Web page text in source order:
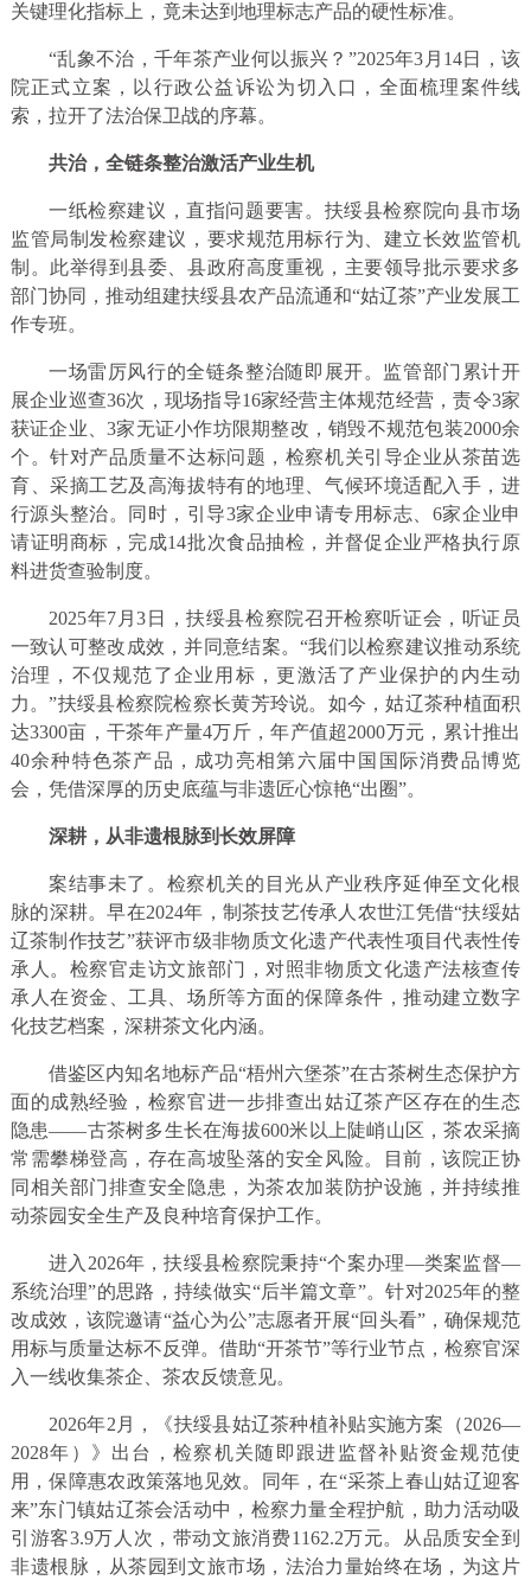
关键理化指标上，竟未达到地理标志产品的硬性标准。
“乱象不治，千年茶产业何以振兴？”2025年3月14日，该
院正式立案，以行政公益诉讼为切入口，全面梳理案件线
索，拉开了法治保卫战的序幕。
共治，全链条整治激活产业生机
一纸检察建议，直指问题要害。扶绥县检察院向县市场
监管局制发检察建议，要求规范用标行为、建立长效监管机
制。此举得到县委、县政府高度重视，主要领导批示要求多
部门协同，推动组建扶绥县农产品流通和“姑辽茶”产业发展工
作专班。
一场雷厉风行的全链条整治随即展开。监管部门累计开
展企业巡查36次，现场指导16家经营主体规范经营，责令3家
获证企业、3家无证小作坊限期整改，销毁不规范包装2000余
个。针对产品质量不达标问题，检察机关引导企业从茶苗选
育、采摘工艺及高海拔特有的地理、气候环境适配入手，进
行源头整治。同时，引导3家企业申请专用标志、6家企业申
请证明商标，完成14批次食品抽检，并督促企业严格执行原
料进货查验制度。
2025年7月3日，扶绥县检察院召开检察听证会，听证员
一致认可整改成效，并同意结案。“我们以检察建议推动系统
治理，不仅规范了企业用标，更激活了产业保护的内生动
力。”扶绥县检察院检察长黄芳玲说。如今，姑辽茶种植面积
达3300亩，干茶年产量4万斤，年产值超2000万元，累计推出
40余种特色茶产品，成功亮相第六届中国国际消费品博览
会，凭借深厚的历史底蕴与非遗匠心惊艳“出圈”。
深耕，从非遗根脉到长效屏障
案结事未了。检察机关的目光从产业秩序延伸至文化根
脉的深耕。早在2024年，制茶技艺传承人农世江凭借“扶绥姑
辽茶制作技艺”获评市级非物质文化遗产代表性项目代表性传
承人。检察官走访文旅部门，对照非物质文化遗产法核查传
承人在资金、工具、场所等方面的保障条件，推动建立数字
化技艺档案，深耕茶文化内涵。
借鉴区内知名地标产品“梧州六堡茶”在古茶树生态保护方
面的成熟经验，检察官进一步排查出姑辽茶产区存在的生态
隐患——古茶树多生长在海拔600米以上陡峭山区，茶农采摘
常需攀梯登高，存在高坡坠落的安全风险。目前，该院正协
同相关部门排查安全隐患，为茶农加装防护设施，并持续推
动茶园安全生产及良种培育保护工作。
进入2026年，扶绥县检察院秉持“个案办理—类案监督—
系统治理”的思路，持续做实“后半篇文章”。针对2025年的整
改成效，该院邀请“益心为公”志愿者开展“回头看”，确保规范
用标与质量达标不反弹。借助“开茶节”等行业节点，检察官深
入一线收集茶企、茶农反馈意见。
2026年2月，《扶绥县姑辽茶种植补贴实施方案（2026—
2028年）》出台，检察机关随即跟进监督补贴资金规范使
用，保障惠农政策落地见效。同年，在“采茶上春山姑辽迎客
来”东门镇姑辽茶会活动中，检察力量全程护航，助力活动吸
引游客3.9万人次，带动文旅消费1162.2万元。从品质安全到
非遗根脉，从茶园到文旅市场，法治力量始终在场，为这片